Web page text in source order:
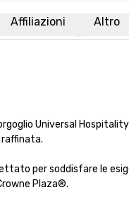
Affiliazioni Altro
Universal
per soddisfare le
Plaza®.